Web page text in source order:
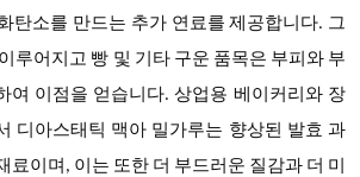
탄소를 만드는 추가 연료를 제공합니다. 그
루어지고 빵 및 기타 구운 품목은 부피와 부
여 이점을 얻습니다. 상업용 베이커리와 장
디아스태틱 맥아 밀가루는 향상된 발효 과
료이며, 이는 또한 더 부드러운 질감과 더 미